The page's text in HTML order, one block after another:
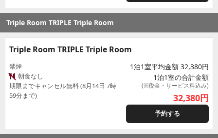
Triple Room TRIPLE Triple Room
Triple Room TRIPLE Triple Room
禁煙
朝食なし
期限までキャンセル無料 (8月14日 7時
59分まで)
1泊1室平均金額 32,380円
1泊1室の合計金額
(※税金・サービス料込み)
32,380円
予約する